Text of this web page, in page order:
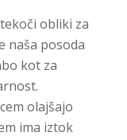
obliki za
naša posoda
kot za
olajšajo
ima iztok